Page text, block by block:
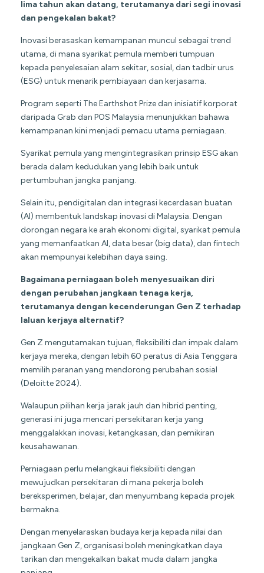
lima tahun akan datang, terutamanya dari segi inovasi
dan pengekalan bakat?
Inovasi berasaskan kemampanan muncul sebagai trend
utama, di mana syarikat pemula memberi tumpuan
kepada penyelesaian alam sekitar, sosial, dan tadbir urus
(ESG) untuk menarik pembiayaan dan kerjasama.
Program seperti The Earthshot Prize dan inisiatif korporat
daripada Grab dan POS Malaysia menunjukkan bahawa
kemampanan kini menjadi pemacu utama perniagaan.
Syarikat pemula yang mengintegrasikan prinsip ESG akan
berada dalam kedudukan yang lebih baik untuk
pertumbuhan jangka panjang.
Selain itu, pendigitalan dan integrasi kecerdasan buatan
(AI) membentuk landskap inovasi di Malaysia. Dengan
dorongan negara ke arah ekonomi digital, syarikat pemula
yang memanfaatkan AI, data besar (big data), dan fintech
akan mempunyai kelebihan daya saing.
Bagaimana perniagaan boleh menyesuaikan diri
dengan perubahan jangkaan tenaga kerja,
terutamanya dengan kecenderungan Gen Z terhadap
laluan kerjaya alternatif?
Gen Z mengutamakan tujuan, fleksibiliti dan impak dalam
kerjaya mereka, dengan lebih 60 peratus di Asia Tenggara
memilih peranan yang mendorong perubahan sosial
(Deloitte 2024).
Walaupun pilihan kerja jarak jauh dan hibrid penting,
generasi ini juga mencari persekitaran kerja yang
menggalakkan inovasi, ketangkasan, dan pemikiran
keusahawanan.
Perniagaan perlu melangkaui fleksibiliti dengan
mewujudkan persekitaran di mana pekerja boleh
bereksperimen, belajar, dan menyumbang kepada projek
bermakna.
Dengan menyelaraskan budaya kerja kepada nilai dan
jangkaan Gen Z, organisasi boleh meningkatkan daya
tarikan dan mengekalkan bakat muda dalam jangka